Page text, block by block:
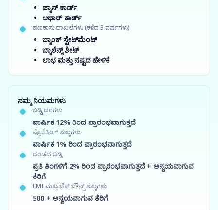
ಪ್ಯಾನ್ ಕಾರ್ಡ್
ಆಧಾರ್ ಕಾರ್ಡ್
ಹಣಕಾಸು ದಾಖಲೆಗಳು (ಕಳೆದ 3 ವರ್ಷಗಳು)
ಬ್ಯಾಂಕ್ ಸ್ಟೇಟ್‌ಮೆಂಟ್
ಬ್ಯಾಲೆನ್ಸ್ ಶೀಟ್
ಲಾಭ ಮತ್ತು ನಷ್ಟದ ಹೇಳಿಕೆ
ನಮ್ಮ ನಿಯಮಗಳು
ಬಡ್ಡಿ ದರಗಳು
ವಾರ್ಷಿಕ 12% ರಿಂದ ಪ್ರಾರಂಭವಾಗುತ್ತದೆ
ಪ್ರೊಸೆಸಿಂಗ್ ಶುಲ್ಕಗಳು
ವಾರ್ಷಿಕ 1% ರಿಂದ ಪ್ರಾರಂಭವಾಗುತ್ತದೆ
ದಂಡದ ಬಡ್ಡಿ
ಪ್ರತಿ ತಿಂಗಳಿಗೆ 2% ರಿಂದ ಪ್ರಾರಂಭವಾಗುತ್ತದೆ + ಅನ್ವಯವಾಗುವ
ತೆರಿಗೆ
EMI ಮತ್ತು ಚೆಕ್ ಬೌನ್ಸ್ ಶುಲ್ಕಗಳು
500 + ಅನ್ವಯವಾಗುವ ತೆರಿಗೆ